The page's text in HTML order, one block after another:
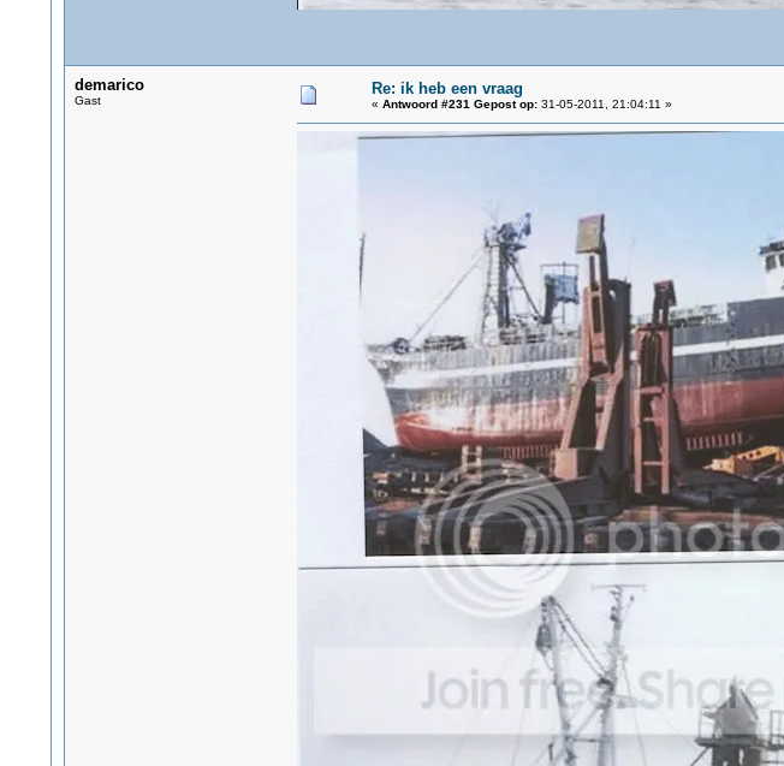
demarico
Gast
Re: ik heb een vraag
« Antwoord #231 Gepost op:31-05-2011, 21:04:11 »